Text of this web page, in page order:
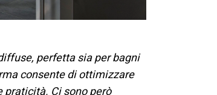
perfetta sia per bagni
consente di ottimizzare
Ci sono però